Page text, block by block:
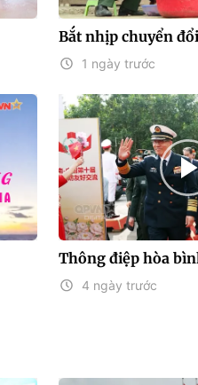
Bắt nhịp chuyển
1 ngày trước
Thông điệp hòa
4 ngày trước